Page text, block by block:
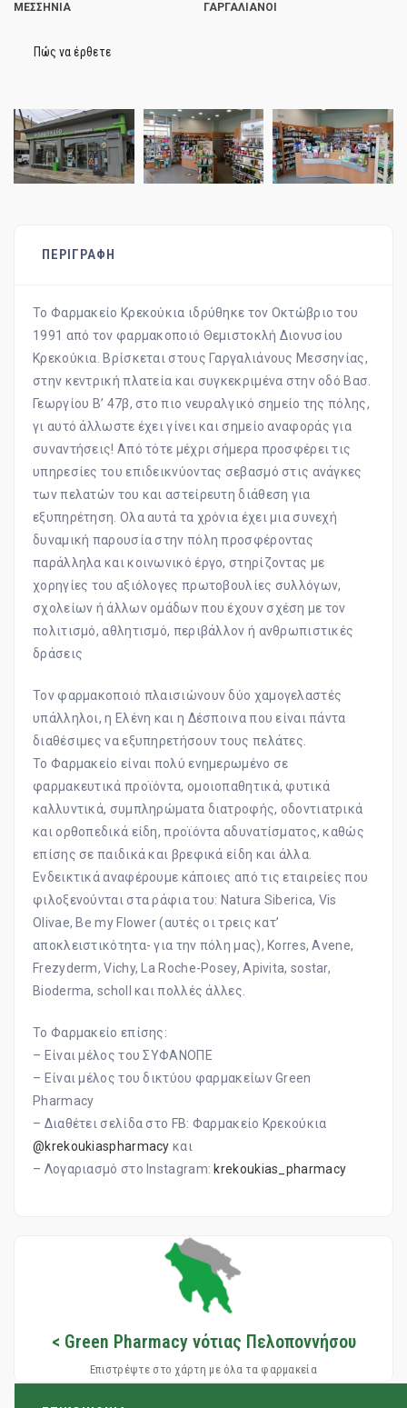
ΜΕΣΣΗΝΙΑ
ΓΑΡΓΑΛΙΆΝΟΙ
Πώς να έρθετε
ΠΕΡΙΓΡΑΦΗ
Το Φαρμακείο Κρεκούκια ιδρύθηκε τον Οκτώβριο του
1991 από τον φαρμακοποιό Θεμιστοκλή Διονυσίου
Κρεκούκια. Βρίσκεται στους Γαργαλιάνους Μεσσηνίας,
στην κεντρική πλατεία και συγκεκριμένα στην οδό Βασ.
Γεωργίου Β’ 47β, στο πιο νευραλγικό σημείο της πόλης,
γι αυτό άλλωστε έχει γίνει και σημείο αναφοράς για
συναντήσεις! Από τότε μέχρι σήμερα προσφέρει τις
υπηρεσίες του επιδεικνύοντας σεβασμό στις ανάγκες
των πελατών του και αστείρευτη διάθεση για
εξυπηρέτηση. Ολα αυτά τα χρόνια έχει μια συνεχή
δυναμική παρουσία στην πόλη προσφέροντας
παράλληλα και κοινωνικό έργο, στηρίζοντας με
χορηγίες του αξιόλογες πρωτοβουλίες συλλόγων,
σχολείων ή άλλων ομάδων που έχουν σχέση με τον
πολιτισμό, αθλητισμό, περιβάλλον ή ανθρωπιστικές
δράσεις
Τον φαρμακοποιό πλαισιώνουν δύο χαμογελαστές
υπάλληλοι, η Ελένη και η Δέσποινα που είναι πάντα
διαθέσιμες να εξυπηρετήσουν τους πελάτες.
Το Φαρμακείο είναι πολύ ενημερωμένο σε
φαρμακευτικά προϊόντα, ομοιοπαθητικά, φυτικά
καλλυντικά, συμπληρώματα διατροφής, οδοντιατρικά
και ορθοπεδικά είδη, προϊόντα αδυνατίσματος, καθώς
επίσης σε παιδικά και βρεφικά είδη και άλλα.
Ενδεικτικά αναφέρουμε κάποιες από τις εταιρείες που
φιλοξενούνται στα ράφια του: Νatura Siberica, Vis
Olivae, Be my Flower (αυτές οι τρεις κατ’
αποκλειστικότητα- για την πόλη μας), Korres, Avene,
Frezyderm, Vichy, La Roche-Posey, Apivita, sostar,
Βioderma, scholl και πολλές άλλες.
To Φαρμακείο επίσης:
– Είναι μέλος του ΣΥΦΑΝΟΠΕ
– Eίναι μέλος του δικτύου φαρμακείων Green
Pharmacy
– Διαθέτει σελίδα στο FB: Φαρμακείο Κρεκούκια
@krekoukiaspharmacy και
– Λογαριασμό στο Instagram: krekoukias_pharmacy
< Green Pharmacy νότιας Πελοποννήσου
Επιστρέψτε στο χάρτη με όλα τα φαρμακεία